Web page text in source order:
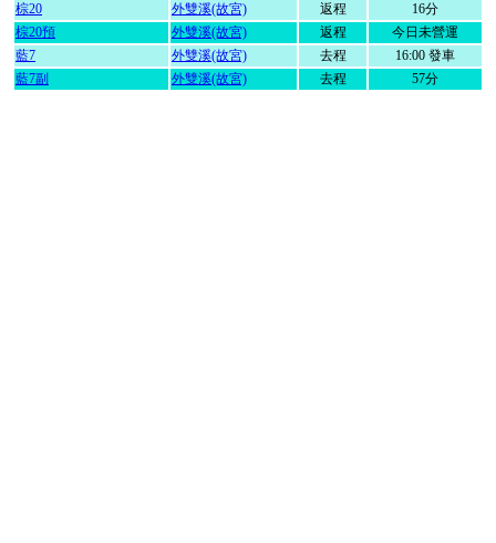
棕20
外雙溪(故宮) 返程
16分
棕20預
外雙溪(故宮) 返程
今日未營運
藍7
外雙溪(故宮) 去程
16:00 發車
藍7副
外雙溪(故宮) 去程 57分